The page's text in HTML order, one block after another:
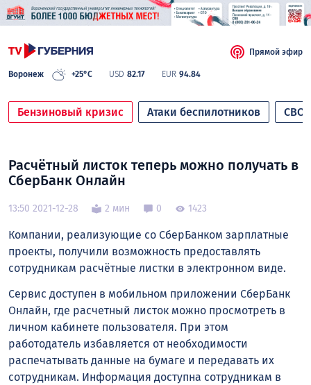
Воронеж +25°C USD 82.17 EUR 94.84
Прямой эфир
Бензиновый кризис Атаки беспилотников СВО
Расчётный листок теперь можно получать в
СберБанк Онлайн
13:50 2021-12-28 2 мин 0 1423
Компании, реализующие со СберБанком зарплатные
проекты, получили возможность предоставлять
сотрудникам расчётные листки в электронном виде.
Сервис доступен в мобильном приложении СберБанк
Онлайн, где расчетный листок можно просмотреть в
личном кабинете пользователя. При этом
работодатель избавляется от необходимости
распечатывать данные на бумаге и передавать их
сотрудникам. Информация доступна сотрудникам в